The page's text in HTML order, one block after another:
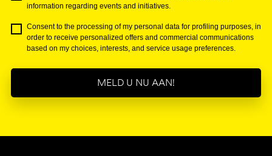
information regarding events and initiatives.
Consent to the processing of my personal data for profiling purposes, in
order to receive personalized offers and commercial communications
based on my choices, interests, and service usage preferences.
MELD U NU AAN!